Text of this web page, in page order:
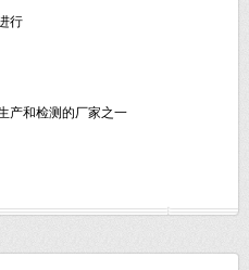
行
产和检测的厂家之一